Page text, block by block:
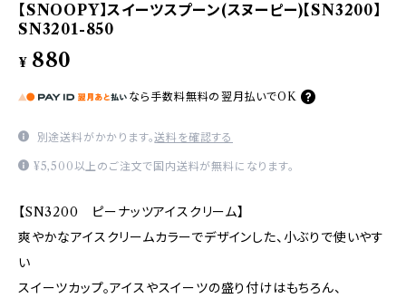
【SNOOPY】スイーツスプーン(スヌーピー)【SN3200】
SN3201-850
¥ 880
なら 手数料無料の 翌月払いでOK
別途送料がかかります。送料を確認する
¥5,500以上のご注文で国内送料が無料になります。
【SN3200 ピーナッツアイスクリーム】
爽やかなアイスクリームカラーでデザインした、小ぶりで使いやす
い
スイーツカップ。アイスやスイーツの盛り付けはもちろん、